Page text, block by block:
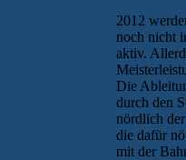
2012
noch nicht
aktiv.
Die
durch den
nördlich
die dafür
mit der